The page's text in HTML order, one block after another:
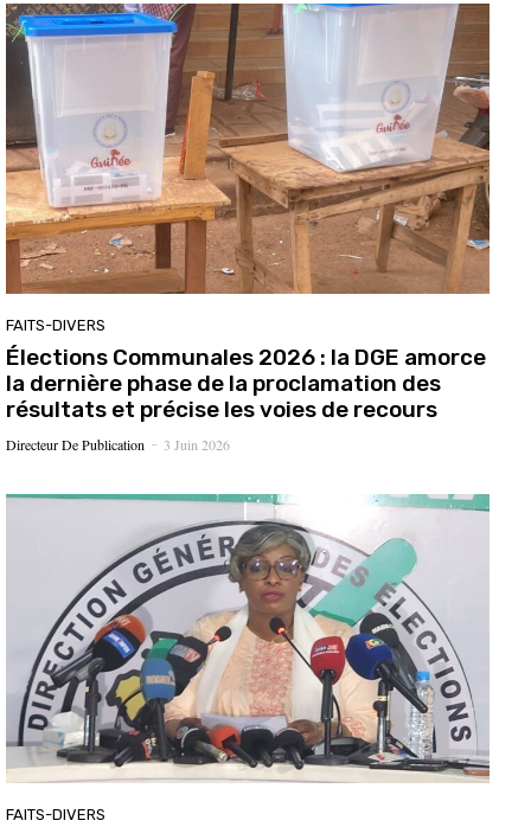
FAITS-DIVERS
Élections Communales 2026 : la DGE amorce
la dernière phase de la proclamation des
résultats et précise les voies de recours
Directeur De Publication - 3 Juin 2026
FAITS-DIVERS